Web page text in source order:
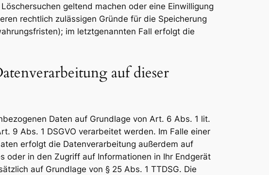
geltend machen oder eine Einwilligung
rechtlich zulässigen Gründe für die Speicherung
im letztgenannten Fall erfolgt die
auf dieser
Daten auf Grundlage von Art. 6 Abs. 1 lit.
9 Abs. 1 DSGVO verarbeitet werden. Im Falle einer
erfolgt die Datenverarbeitung außerdem auf
oder in den Zugriff auf Informationen in Ihr Endgerät
auf Grundlage von § 25 Abs. 1 TTDSG. Die